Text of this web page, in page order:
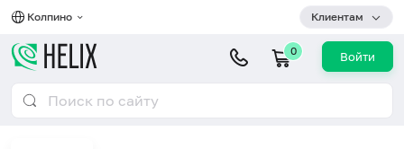
Колпино Клиентам
0 Войти